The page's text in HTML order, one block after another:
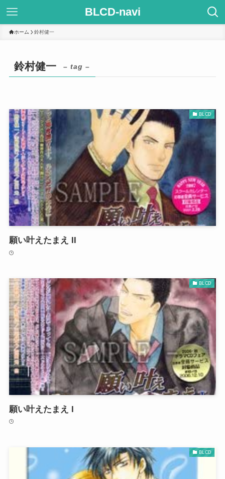
BLCD-navi
ホーム 鈴村健一
鈴村健一 – tag –
BLCD
願い叶えたまえ II
BLCD
願い叶えたまえ I
BLCD